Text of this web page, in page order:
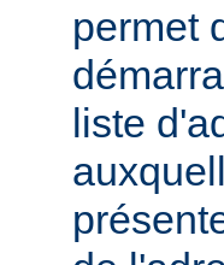
permet
liste